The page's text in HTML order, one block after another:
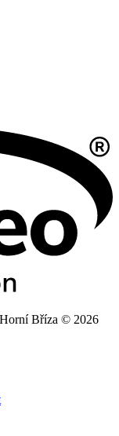
Bříza © 2026